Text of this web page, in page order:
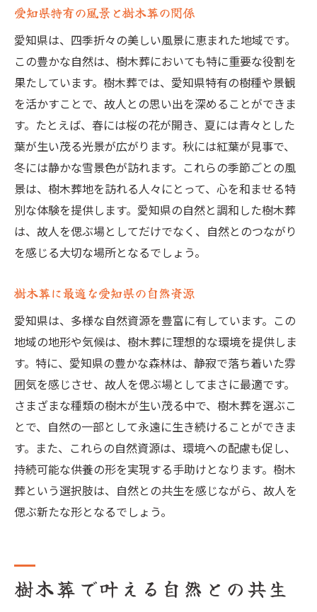
愛知県特有の風景と樹木葬の関係
愛知県は、四季折々の美しい風景に恵まれた地域です。
この豊かな自然は、樹木葬においても特に重要な役割を
果たしています。樹木葬では、愛知県特有の樹種や景観
を活かすことで、故人との思い出を深めることができま
す。たとえば、春には桜の花が開き、夏には青々とした
葉が生い茂る光景が広がります。秋には紅葉が見事で、
冬には静かな雪景色が訪れます。これらの季節ごとの風
景は、樹木葬地を訪れる人々にとって、心を和ませる特
別な体験を提供します。愛知県の自然と調和した樹木葬
は、故人を偲ぶ場としてだけでなく、自然とのつながり
を感じる大切な場所となるでしょう。
樹木葬に最適な愛知県の自然資源
愛知県は、多様な自然資源を豊富に有しています。この
地域の地形や気候は、樹木葬に理想的な環境を提供しま
す。特に、愛知県の豊かな森林は、静寂で落ち着いた雰
囲気を感じさせ、故人を偲ぶ場としてまさに最適です。
さまざまな種類の樹木が生い茂る中で、樹木葬を選ぶこ
とで、自然の一部として永遠に生き続けることができま
す。また、これらの自然資源は、環境への配慮も促し、
持続可能な供養の形を実現する手助けとなります。樹木
葬という選択肢は、自然との共生を感じながら、故人を
偲ぶ新たな形となるでしょう。
樹木葬で叶える自然との共生